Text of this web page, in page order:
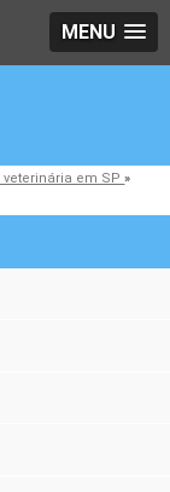
MENU
veterinária em SP»